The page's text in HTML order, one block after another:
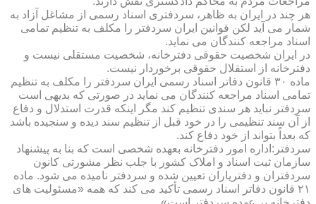
هر چند در ایران به ظاهر، سردفتری اسناد رسمی از مشاغل آزاد به
شمار می آید لکن قوانین ایران سردفتر را مکلف به تنظیم تمامی
اسناد مراجعه کنندگان می نماید.
در ایران شخصیت حقوقی دفترخانه، شخصیت مستقلی نیست و
دفترخانه از استقلال حقوقی برخوردار نیست.
ماده ۳۰ قانون دفاتر اسناد رسمی ایران سردفتر را مکلف به تنظیم
تمامی اسناد مراجعه کنندگان می نماید در صورتی که بدیهی است
سردفتر نباید هر سندی تنظیم کند مگر اینکه قدرت استدلال و دفاع
از آن سند تنظیمی را در خود قبل از تنظیم سند دیده و سنجیده باشد
که بعداً بتواند از خود دفاع کند.
سردفتر:اداره امور دفترخانه بعهده شخصی است که بنا به پیشنهاد
سازمان ثبت اسناد و املاک کشور با جلب نظر مشورتی کانون
سردفتران و دفتریاران تعیین شده و سردفتر نامیده می شود. ماده
۲۱ قانون دفاتر اسناد رسمی تأکید می کند که همه «مسئولیت های